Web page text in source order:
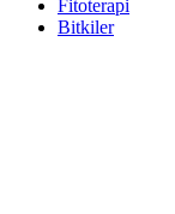
Fitoterapi
Bitkiler